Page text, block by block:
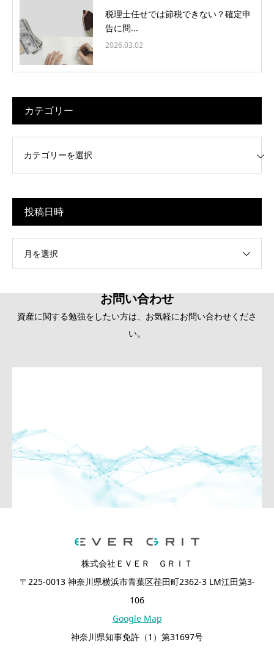
税理士任せでは節税できない？確定申
告に問...
2026.03.02
カテゴリー
投稿日時
月を選択
お問い合わせ
資産に関する勉強をしたい方は、お気軽にお問い合わせくださ
い。
株式会社ＥＶＥＲ ＧＲＩＴ
〒225-0013 神奈川県横浜市青葉区荏田町2362-3 LM江田第3-
106
Google Map
神奈川県知事免許（1）第31697号